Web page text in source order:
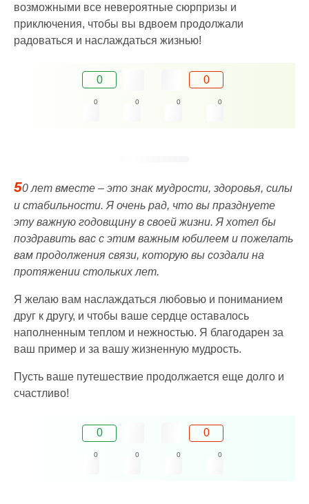
возможными все невероятные сюрпризы и
приключения, чтобы вы вдвоем продолжали
радоваться и наслаждаться жизнью!
0 0
0 0 0 0
50 лет вместе – это знак мудрости, здоровья, силы
и стабильности. Я очень рад, что вы празднуете
эту важную годовщину в своей жизни. Я хотел бы
поздравить вас с этим важным юбилеем и пожелать
вам продолжения связи, которую вы создали на
протяжении стольких лет.
Я желаю вам наслаждаться любовью и пониманием
друг к другу, и чтобы ваше сердце оставалось
наполненным теплом и нежностью. Я благодарен за
ваш пример и за вашу жизненную мудрость.
Пусть ваше путешествие продолжается еще долго и
счастливо!
0 0
0 0 0 0